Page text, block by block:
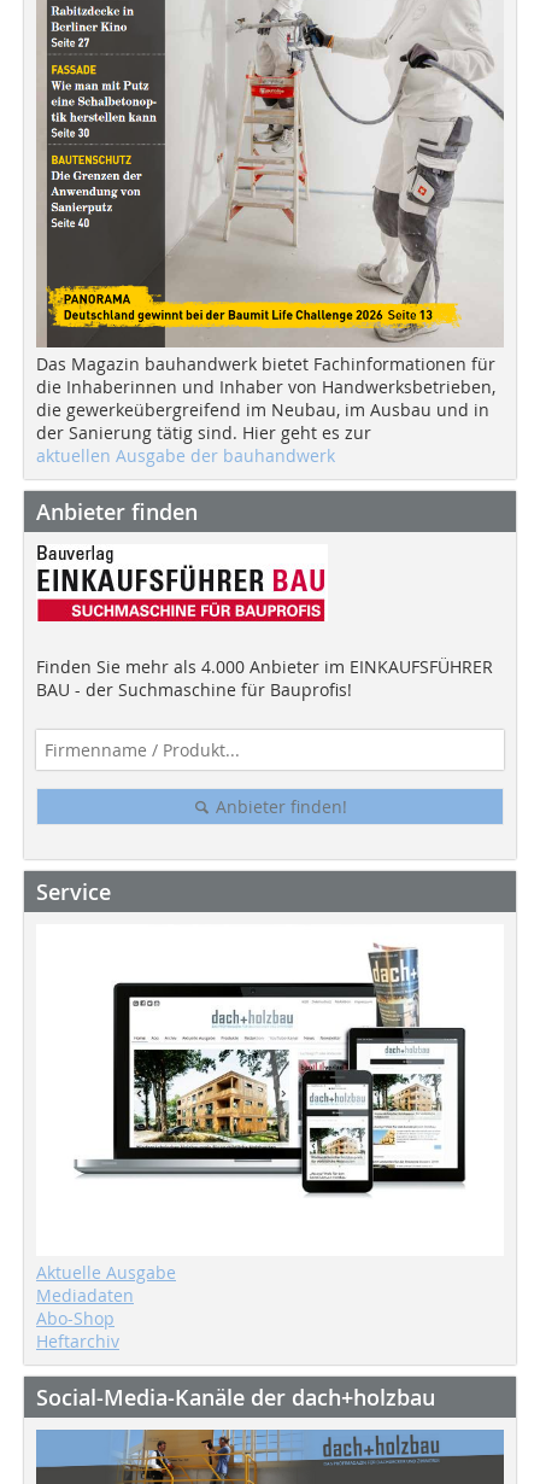
Das Magazin bauhandwerk bietet Fachinformationen für
die Inhaberinnen und Inhaber von Handwerksbetrieben,
die gewerkeübergreifend im Neubau, im Ausbau und in
der Sanierung tätig sind. Hier geht es zur
aktuellen Ausgabe der bauhandwerk
Anbieter finden
Finden Sie mehr als 4.000 Anbieter im EINKAUFSFÜHRER
BAU - der Suchmaschine für Bauprofis!
Anbieter finden!
Service
Aktuelle Ausgabe
Mediadaten
Abo-Shop
Heftarchiv
Social-Media-Kanäle der dach+holzbau